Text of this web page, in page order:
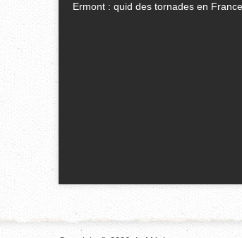
Ermont : quid des tornades en France